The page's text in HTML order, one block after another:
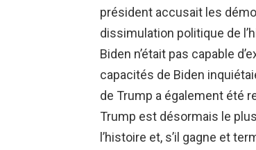
président accusait les
dissimulation politique de
Biden n’était pas capable
capacités de Biden
de Trump a également été
Trump est désormais le
l’histoire et, s’il gagne et